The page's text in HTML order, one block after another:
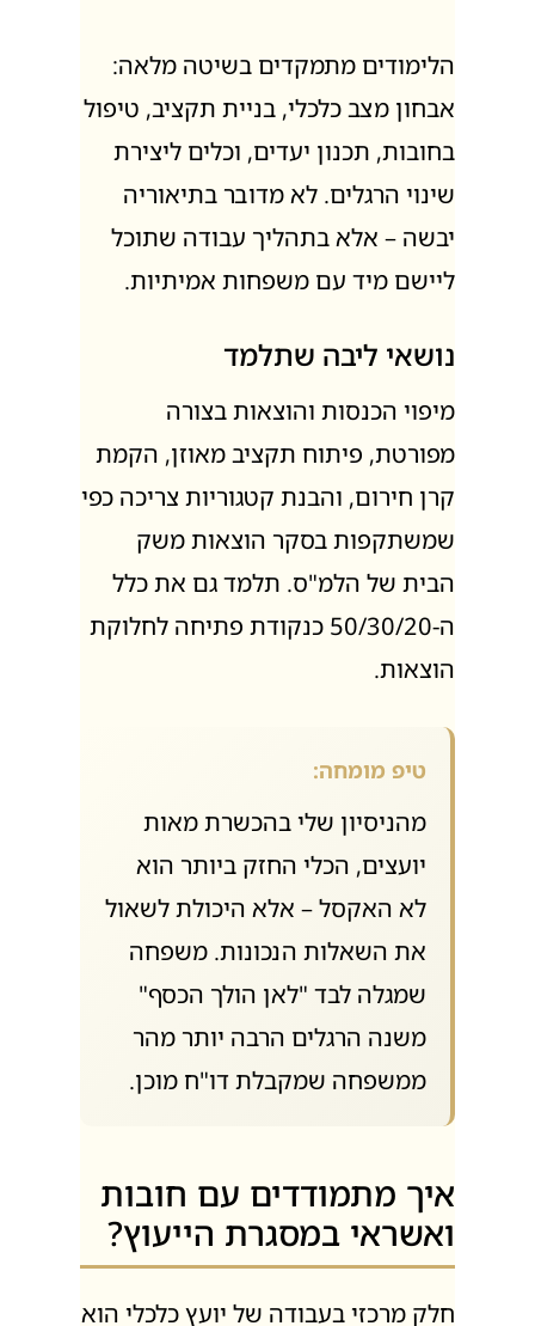
הלימודים מתמקדים בשיטה מלאה:
אבחון מצב כלכלי, בניית תקציב, טיפול
בחובות, תכנון יעדים, וכלים ליצירת
שינוי הרגלים. לא מדובר בתיאוריה
יבשה – אלא בתהליך עבודה שתוכל
מיפוי הכנסות והוצאות בצורה
מפורטת, פיתוח תקציב מאוזן, הקמת
קרן חירום, והבנת קטגוריות צריכה כפי
שמשתקפות בסקר הוצאות משק
הבית של הלמ"ס. תלמד גם את כלל
מהניסיון שלי בהכשרת מאות
יועצים, הכלי החזק ביותר הוא
לא האקסל – אלא היכולת לשאול
את השאלות הנכונות. משפחה
שמגלה לבד "לאן הולך הכסף"
משנה הרגלים הרבה יותר מהר
איך מתמודדים עם חובות
ואשראי במסגרת הייעוץ?